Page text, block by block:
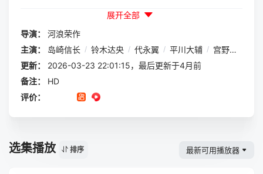
展开全部
导演：
河浪荣作
主演：
岛崎信长 / 铃木达央 / 代永翼 / 平川大辅 / 宫野真守
更新：
2026-03-23 22:01:15，最后更新于4月前
备注：
HD
评价：
选集播放 排序 最新可用播放器